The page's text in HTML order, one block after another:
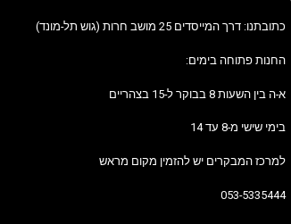
כתובתנו: דרך המייסדים 25 מושב חרות (גוש תל-מונד)
החנות פתוחה בימים:
א-ה בין השעות 8 בבוקר ל-15 בצהריים
בימי שישי מ-8 עד 14
למרכז המבקרים יש להזמין מקום מראש
053-5335444